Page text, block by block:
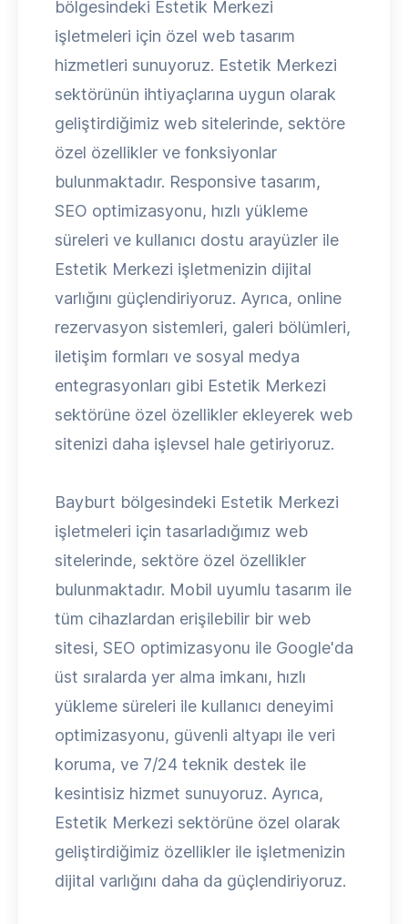
bölgesindeki Estetik Merkezi
işletmeleri için özel web tasarım
hizmetleri sunuyoruz. Estetik Merkezi
sektörünün ihtiyaçlarına uygun olarak
geliştirdiğimiz web sitelerinde, sektöre
özel özellikler ve fonksiyonlar
bulunmaktadır. Responsive tasarım,
SEO optimizasyonu, hızlı yükleme
süreleri ve kullanıcı dostu arayüzler ile
Estetik Merkezi işletmenizin dijital
varlığını güçlendiriyoruz. Ayrıca, online
rezervasyon sistemleri, galeri bölümleri,
iletişim formları ve sosyal medya
entegrasyonları gibi Estetik Merkezi
sektörüne özel özellikler ekleyerek web
sitenizi daha işlevsel hale getiriyoruz.
Bayburt bölgesindeki Estetik Merkezi
işletmeleri için tasarladığımız web
sitelerinde, sektöre özel özellikler
bulunmaktadır. Mobil uyumlu tasarım ile
tüm cihazlardan erişilebilir bir web
sitesi, SEO optimizasyonu ile Google'da
üst sıralarda yer alma imkanı, hızlı
yükleme süreleri ile kullanıcı deneyimi
optimizasyonu, güvenli altyapı ile veri
koruma, ve 7/24 teknik destek ile
kesintisiz hizmet sunuyoruz. Ayrıca,
Estetik Merkezi sektörüne özel olarak
geliştirdiğimiz özellikler ile işletmenizin
dijital varlığını daha da güçlendiriyoruz.